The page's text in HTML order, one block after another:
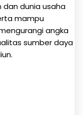
dan dunia usaha
mampu
angka
sumber daya